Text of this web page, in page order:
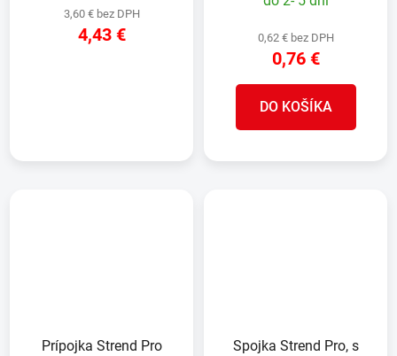
3,60 € bez DPH
4,43 € 0,62 € bez DPH
0,76 €
DO KOŠÍKA
Prípojka Strend Pro
Spojka Strend Pro, s